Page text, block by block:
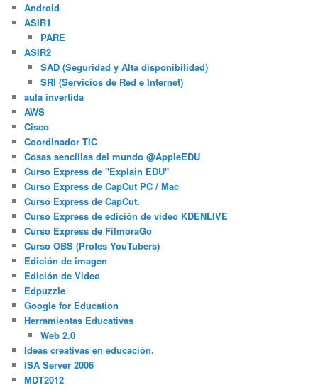
Android
ASIR1
PARE
ASIR2
SAD (Seguridad y Alta disponibilidad)
SRI (Servicios de Red e Internet)
aula invertida
AWS
Cisco
Coordinador TIC
Cosas sencillas del mundo @AppleEDU
Curso Express de "Explain EDU"
Curso Express de CapCut PC / Mac
Curso Express de CapCut.
Curso Express de edición de video KDENLIVE
Curso Express de FilmoraGo
Curso OBS (Profes YouTubers)
Edición de imagen
Edición de Video
Edpuzzle
Google for Education
Herramientas Educativas
Web 2.0
Ideas creativas en educación.
ISA Server 2006
MDT2012